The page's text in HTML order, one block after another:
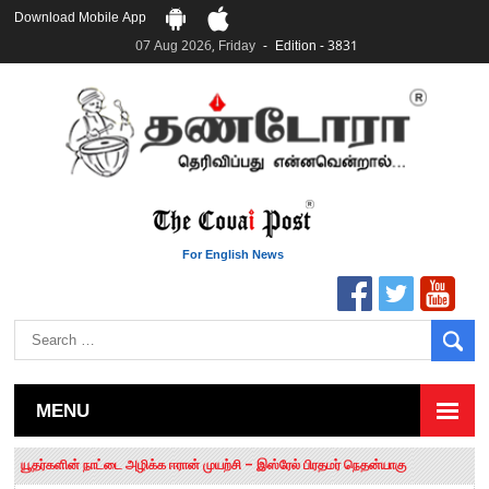
Download Mobile App
07 Aug 2026, Friday
Edition - 3831
For English News
MENU
தமிழக சட்டப்பேரவையில் காலியிடங்கள் 6 ஆக உயர்வு
யூதர்களின் நாட்டை அழிக்க ஈரான் முயற்சி – இஸ்ரேல் பிரதமர் நெதன்யாகு
“மக்களால் நிராகரிக்கப்பட்டவர் ஸ்டாலின்!” – செங்கோட்டையன்